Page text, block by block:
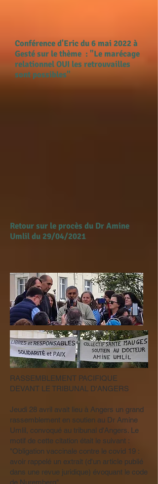
Conférence d'Eric du 6 mai 2022 à
Gesté sur le thème : "Le marécage
relationnel OUI les retrouvailles
sont possibles"
Retour sur le procès du Dr Amine
Umlil du 29/04/2021
RASSEMBLEMENT PACIFIQUE
DEVANT LE TRIBUNAL D'ANGERS
Jeudi 28 avril avait lieu à Angers un grand
rassemblement en soutien au Dr Amine
Umlil, convoqué au tribunal d'Angers. Le
motif de cette citation était le suivant :
"Obligation vaccinale contre le covid 19 :
avoir rappelé un extrait (d'un article publié
dans une revue juridique) évoquant le code
de Nuremberg".